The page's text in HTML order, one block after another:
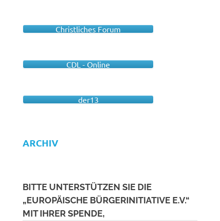
Christliches Forum
CDL - Online
der13
ARCHIV
BITTE UNTERSTÜTZEN SIE DIE
„EUROPÄISCHE BÜRGERINITIATIVE E.V.“
MIT IHRER SPENDE,